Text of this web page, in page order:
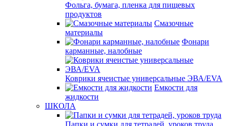
Фольга, бумага, пленка для пищевых
продуктов
Смазочные
материалы
Фонари
карманные, налобные
Коврики ячеистые универсальные ЭВА/EVA
Емкости для
жидкости
ШКОЛА
Папки и сумки для тетрадей, уроков труда